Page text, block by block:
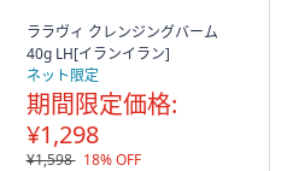
ララヴィ クレンジングバーム
40g LH[イランイラン]
ネット限定
期間限定価格:
¥1,298
¥1,598 18% OFF